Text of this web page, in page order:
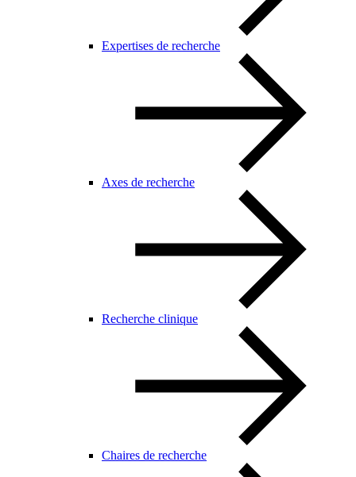
Expertises de recherche
Axes de recherche
Recherche clinique
Chaires de recherche